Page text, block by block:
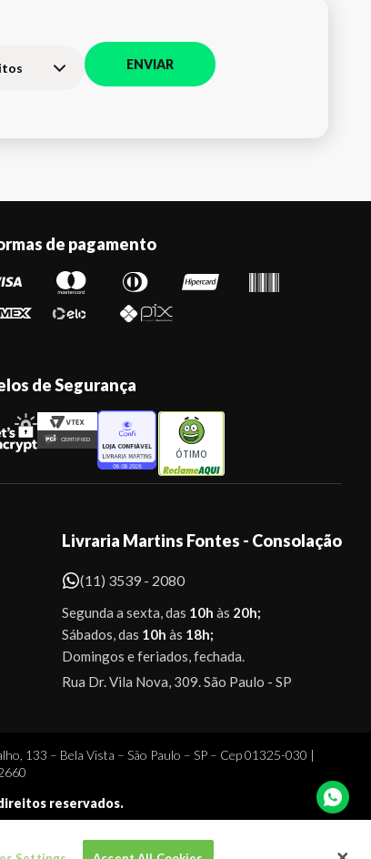
ENVIAR
de pagamento
de Segurança
ÓTIMO
Livraria Martins Fontes - Consolação
(11) 3539 - 2080
Segunda a sexta, das 10h às 20h;
Sábados, das 10h às 18h;
Domingos e feriados, fechada.
Rua Dr. Vila Nova, 309. São Paulo - SP
133 – Bela Vista – São Paulo – SP – Cep 01325-030 |
reservados.